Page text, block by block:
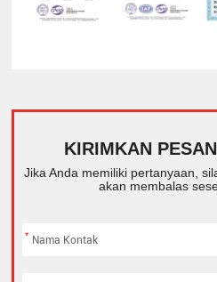
KIRIMKAN
Jika Anda memiliki pertanyaan,
akan membalas
*